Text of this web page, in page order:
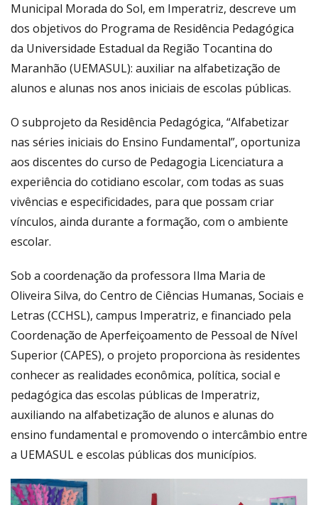
Municipal Morada do Sol, em Imperatriz, descreve um
dos objetivos do Programa de Residência Pedagógica
da Universidade Estadual da Região Tocantina do
Maranhão (UEMASUL): auxiliar na alfabetização de
alunos e alunas nos anos iniciais de escolas públicas.
O subprojeto da Residência Pedagógica, “Alfabetizar
nas séries iniciais do Ensino Fundamental”, oportuniza
aos discentes do curso de Pedagogia Licenciatura a
experiência do cotidiano escolar, com todas as suas
vivências e especificidades, para que possam criar
vínculos, ainda durante a formação, com o ambiente
escolar.
Sob a coordenação da professora Ilma Maria de
Oliveira Silva, do Centro de Ciências Humanas, Sociais e
Letras (CCHSL), campus Imperatriz, e financiado pela
Coordenação de Aperfeiçoamento de Pessoal de Nível
Superior (CAPES), o projeto proporciona às residentes
conhecer as realidades econômica, política, social e
pedagógica das escolas públicas de Imperatriz,
auxiliando na alfabetização de alunos e alunas do
ensino fundamental e promovendo o intercâmbio entre
a UEMASUL e escolas públicas dos municípios.